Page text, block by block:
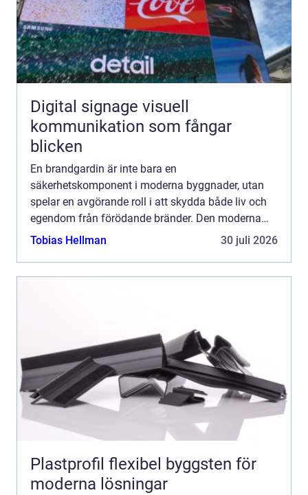
Digital signage visuell
kommunikation som fångar
blicken
En brandgardin är inte bara en
säkerhetskomponent i moderna byggnader, utan
spelar en avgörande roll i att skydda både liv och
egendom från förödande bränder. Den moderna
arkitekturen har gett oss vackra, &ou...
Tobias Hellman 30 juli 2026
Plastprofil flexibel byggsten för
moderna lösningar